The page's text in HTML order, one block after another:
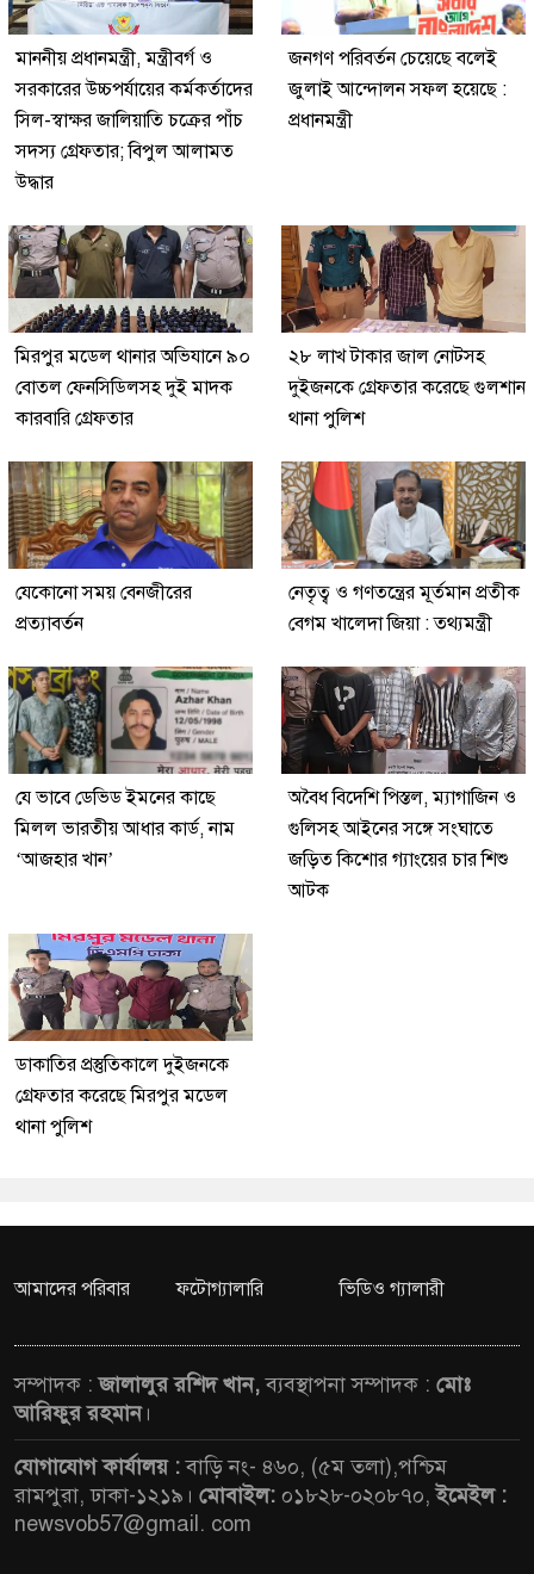
মাননীয় প্রধানমন্ত্রী, মন্ত্রীবর্গ ও
সরকারের উচ্চপর্যায়ের কর্মকর্তাদের
সিল-স্বাক্ষর জালিয়াতি চক্রের পাঁচ
সদস্য গ্রেফতার; বিপুল আলামত
উদ্ধার
জনগণ পরিবর্তন চেয়েছে বলেই
জুলাই আন্দোলন সফল হয়েছে :
প্রধানমন্ত্রী
মিরপুর মডেল থানার অভিযানে ৯০
বোতল ফেনসিডিলসহ দুই মাদক
কারবারি গ্রেফতার
২৮ লাখ টাকার জাল নোটসহ
দুইজনকে গ্রেফতার করেছে গুলশান
থানা পুলিশ
যেকোনো সময় বেনজীরের
প্রত্যাবর্তন
নেতৃত্ব ও গণতন্ত্রের মূর্তমান প্রতীক
বেগম খালেদা জিয়া : তথ্যমন্ত্রী
যে ভাবে ডেভিড ইমনের কাছে
মিলল ভারতীয় আধার কার্ড, নাম
‘আজহার খান’
অবৈধ বিদেশি পিস্তল, ম্যাগাজিন ও
গুলিসহ আইনের সঙ্গে সংঘাতে
জড়িত কিশোর গ্যাংয়ের চার শিশু
আটক
ডাকাতির প্রস্তুতিকালে দুইজনকে
গ্রেফতার করেছে মিরপুর মডেল
থানা পুলিশ
আমাদের পরিবার ফটোগ্যালারি ভিডিও গ্যালারী
সম্পাদক :জালালুর রশিদ খান,ব্যবস্থাপনা সম্পাদক : মোঃ
আরিফুর রহমান।
যোগাযোগ কার্যালয় :বাড়ি নং- ৪৬০, (৫ম তলা),পশ্চিম
রামপুরা, ঢাকা-১২১৯। মোবাইল: ০১৮২৮-০২০৮৭০,ইমেইল :
newsvob57@gmail. com